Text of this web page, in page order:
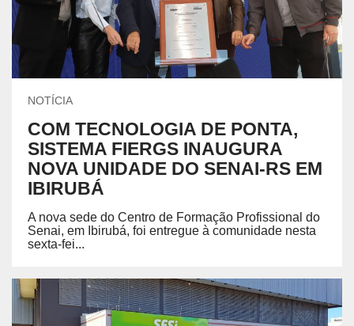
NOTÍCIA
COM TECNOLOGIA DE PONTA,
SISTEMA FIERGS INAUGURA
NOVA UNIDADE DO SENAI-RS EM
IBIRUBÁ
A nova sede do Centro de Formação Profissional do
Senai, em Ibirubá, foi entregue à comunidade nesta
sexta-fei...